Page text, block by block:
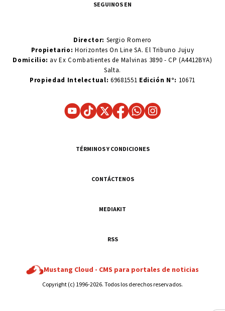
SEGUINOS EN
Director: Sergio Romero
Propietario:Horizontes On Line SA. El Tribuno Jujuy
Domicilio: av Ex Combatientes de Malvinas 3890 - CP (A4412BYA)
Salta.
Propiedad Intelectual: 69681551 Edición N°: 10671
TÉRMINOS Y CONDICIONES
CONTÁCTENOS
MEDIAKIT
RSS
Mustang Cloud - CMS para portales de noticias
Copyright (c) 1996-2026. Todos los derechos reservados.